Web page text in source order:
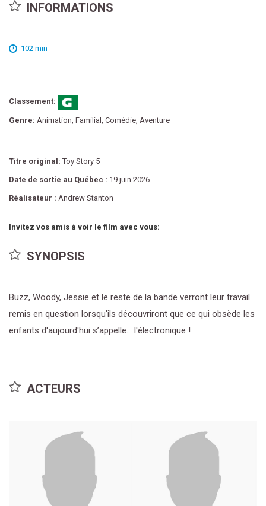
INFORMATIONS
102 min
Classement:
Genre: Animation, Familial, Comédie, Aventure
Titre original:Toy Story 5
Date de sortie au Québec : 19 juin 2026
Réalisateur : Andrew Stanton
Invitez vos amis à voir le film avec vous:
SYNOPSIS
Buzz, Woody, Jessie et le reste de la bande verront leur travail
remis en question lorsqu'ils découvriront que ce qui obsède les
enfants d'aujourd'hui s’appelle... l'électronique !
ACTEURS